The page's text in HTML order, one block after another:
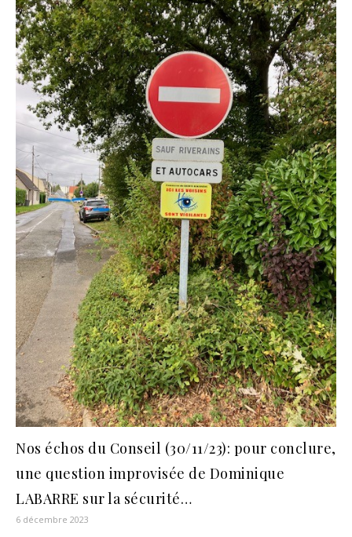
Nos échos du Conseil (30/11/23): pour conclure,
une question improvisée de Dominique
LABARRE sur la sécurité…
6 décembre 2023